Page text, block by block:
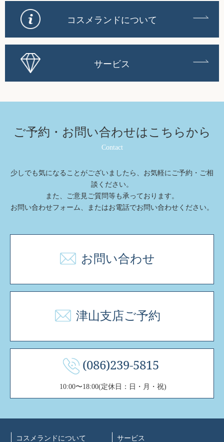
コスメランドについて
サービス
ご予約・お問い合わせはこちらから
Contact
少しでも気になることがございましたら、お気軽にご予約・ご相
談ください。
また、ご意⾒ご質問等も承っております。
お問い合わせフォーム、またはお電話でお問い合わせください。
お問い合わせ
津山支店ご予約
(086)239-5815
10:00〜18:00(定休日：日・月・祝)
コスメランドについて サービス